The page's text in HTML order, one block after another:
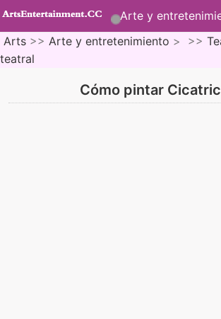
Arte y
Arts >> Arte y entretenimiento > >>
teatral
Cómo pintar